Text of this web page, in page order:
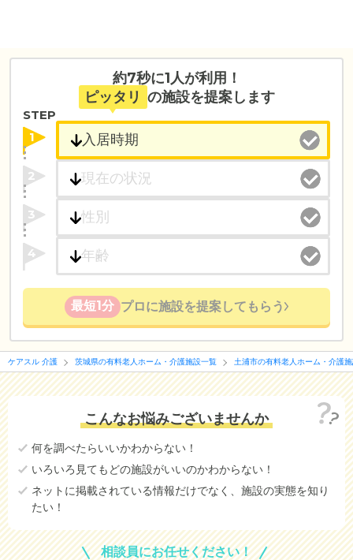
約7秒に1人が利用！
ピッタリ の施設を提案します
STEP
1
2
3
4
最短1分 プロに施設を提案してもらう
ケアスル 介護 茨城県の有料老人ホーム・介護施設一覧 土浦市の有料老人ホーム・介護
こんなお悩みございませんか
何を調べたらいいかわからない！
いろいろ見てもどの施設がいいのかわからない！
ネットに掲載されている情報だけでなく、施設の実態を知り
たい！
相談員にお任せください！